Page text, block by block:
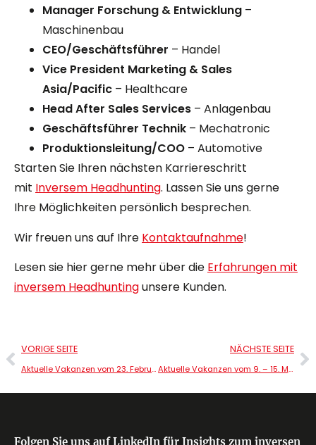
Manager Forschung & Entwicklung –
Maschinenbau
CEO/Geschäftsführer – Handel
Vice President Marketing & Sales
Asia/Pacific – Healthcare
Head After Sales Services – Anlagenbau
Geschäftsführer Technik – Mechatronic
Produktionsleitung/COO – Automotive
Starten Sie Ihren nächsten Karriereschritt
mit Inversem Headhunting. Lassen Sie uns gerne
Ihre Möglichkeiten persönlich besprechen.
Wir freuen uns auf Ihre Kontaktaufnahme!
Lesen sie hier gerne mehr über die Erfahrungen mit
inversem Headhuntingunsere Kunden.
VORIGE SEITE
Aktuelle Vakanzen vom 23. Februar – 1. März
NÄCHSTE SEITE
Aktuelle Vakanzen vom 9. – 15. März
Folgen Sie uns auf LinkedIn für Insights zum inversen